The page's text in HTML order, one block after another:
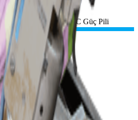
Eşya Gelişmiş ARC Güç Pili
Pili
düşen çok değerli kaynak.